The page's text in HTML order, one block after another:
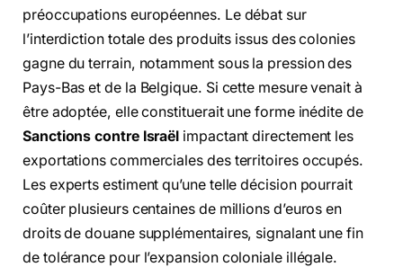
préoccupations européennes. Le débat sur
l’interdiction totale des produits issus des colonies
gagne du terrain, notamment sous la pression des
Pays-Bas et de la Belgique. Si cette mesure venait à
être adoptée, elle constituerait une forme inédite de
Sanctions contre Israël impactant directement les
exportations commerciales des territoires occupés.
Les experts estiment qu’une telle décision pourrait
coûter plusieurs centaines de millions d’euros en
droits de douane supplémentaires, signalant une fin
de tolérance pour l’expansion coloniale illégale.